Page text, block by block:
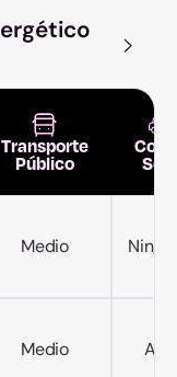
Transporte
Público Solo
Medio
Medio Alto